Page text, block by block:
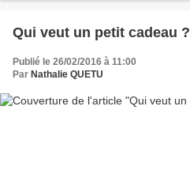
Qui veut un petit cadeau ?
Publié le 26/02/2016 à 11:00
Par Nathalie QUETU